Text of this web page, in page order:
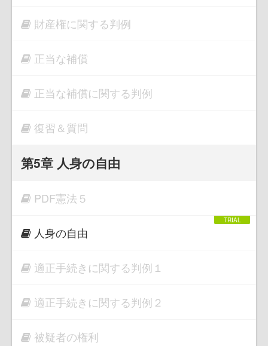
財産権に関する判例
正当な補償
正当な補償に関する判例
復習＆質問
第5章 人身の自由
PDF憲法５
人身の自由
適正手続きに関する判例１
適正手続きに関する判例２
被疑者の権利